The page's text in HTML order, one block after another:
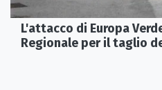
L'attacco di Europa
Regionale per il taglio